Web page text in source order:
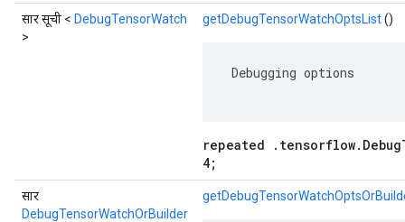
सार सूची < DebugTensorWatch
>
getDebugTensorWatchOptsList()
Debugging options
repeated
4;
सार
DebugTensorWatchOrBuilder